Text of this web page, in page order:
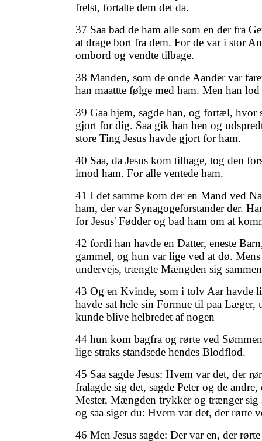
frelst, fortalte dem det da.
37 Saa bad de ham alle som en der fra
at drage bort fra dem. For de var i stor
ombord og vendte tilbage.
38 Manden, som de onde Aander var
han maattte følge med ham. Men han lod
39 Gaa hjem, sagde han, og fortæl, hvor
gjort for dig. Saa gik han hen og
store Ting Jesus havde gjort for ham.
40 Saa, da Jesus kom tilbage, tog den
imod ham. For alle ventede ham.
41 I det samme kom der en Mand ved
ham, der var Synagogeforstander der.
for Jesus' Fødder og bad ham om at
42 fordi han havde en Datter, eneste
gammel, og hun var lige ved at dø. Mens
undervejs, trængte Mængden sig
43 Og en Kvinde, som i tolv Aar havde
havde sat hele sin Formue til paa Læger,
kunde blive helbredet af nogen —
44 hun kom bagfra og rørte ved
lige straks standsede hendes Blodflod.
45 Saa sagde Jesus: Hvem var det, der
fralagde sig det, sagde Peter og de
Mester, Mængden trykker og trænger sig
og saa siger du: Hvem var det, der rørte
46 Men Jesus sagde: Der var en, der